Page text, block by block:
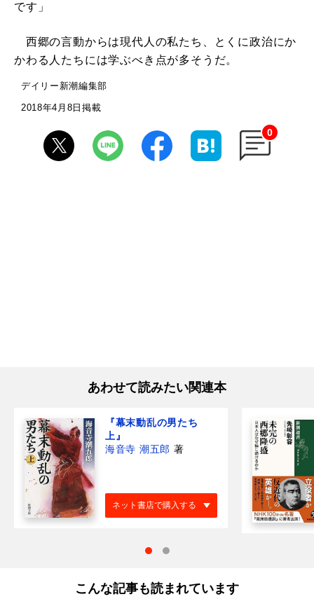
です」
西郷の言動からは現代人の私たち、とくに政治にか
かわる人たちには学ぶべき点が多そうだ。
デイリー新潮編集部
2018年4月8日掲載
0
あわせて読みたい関連本
『幕末動乱の男たち
上』
海音寺 潮五郎 著
ネット書店で購入する
こんな記事も読まれています